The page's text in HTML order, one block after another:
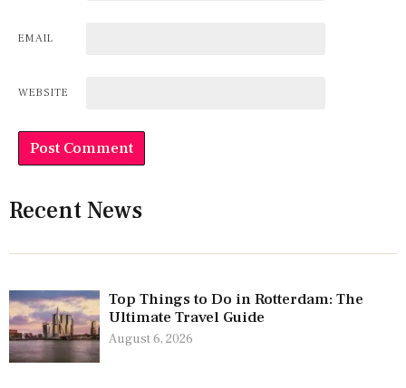
EMAIL
WEBSITE
Recent News
Top Things to Do in Rotterdam: The
Ultimate Travel Guide
August 6, 2026